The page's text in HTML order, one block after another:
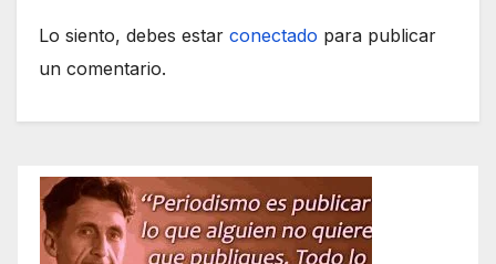
Lo siento, debes estar conectado para publicar
un comentario.